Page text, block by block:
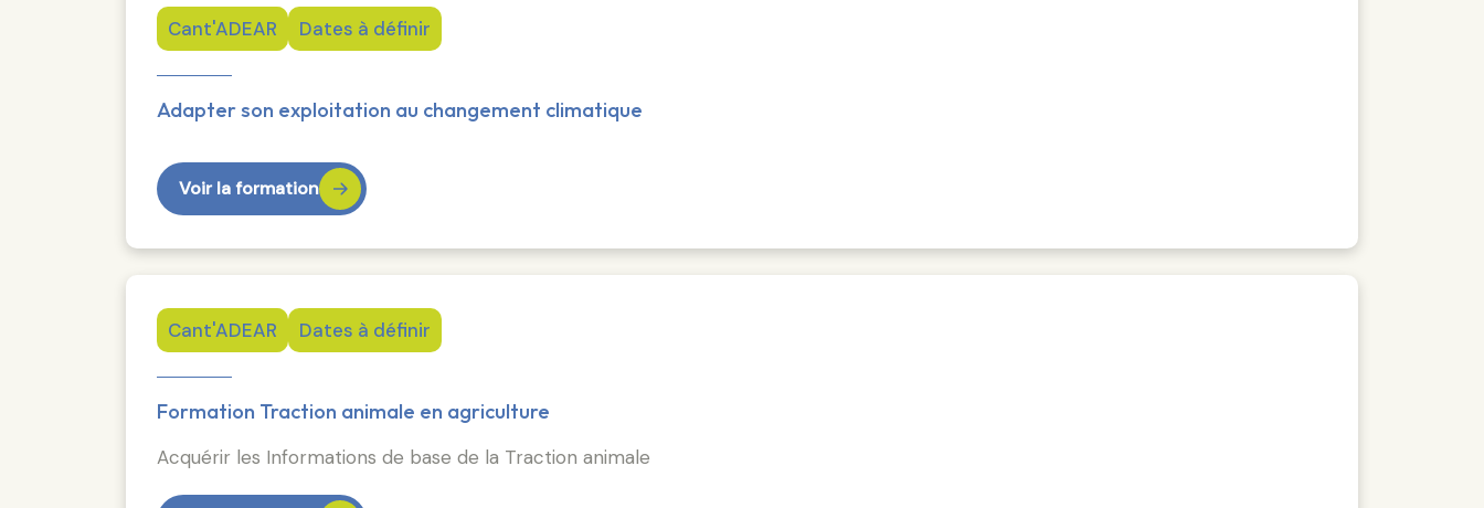
Cant'ADEAR Dates à définir
Adapter son exploitation au changement climatique
Voir la formation
Cant'ADEAR Dates à définir
Formation Traction animale en agriculture
Acquérir les Informations de base de la Traction animale